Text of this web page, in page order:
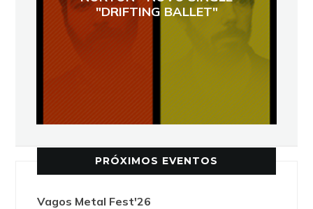
"DRIFTING BALLET"
PRÓXIMOS EVENTOS
Vagos Metal Fest'26